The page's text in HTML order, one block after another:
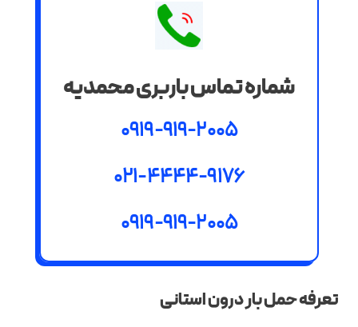
شماره تماس باربری محمدیه
0919-919-2005
021-4444-9176
0919-919-2005
تعرفه حمل بار درون استانی